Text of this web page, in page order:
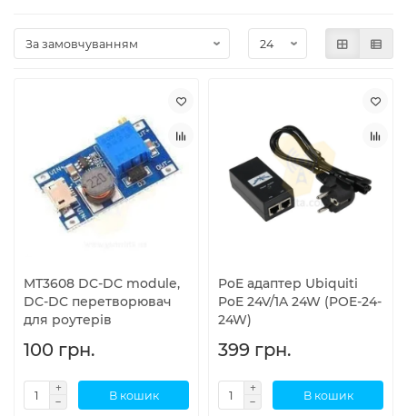
MT3608 DC-DC module,
DC-DC перетворювач
для роутерів
100 грн.
В кошик
PoE адаптер Ubiquiti
PoE 24V/1A 24W (POE-24-
24W)
399 грн.
В кошик